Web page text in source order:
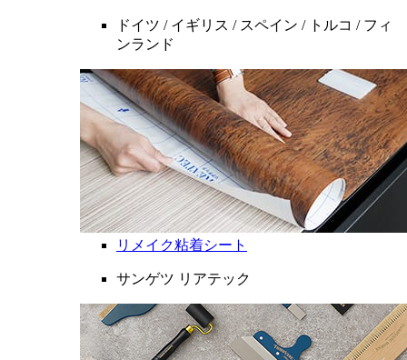
ドイツ / イギリス / スペイン / トルコ / フィ
ンランド
リメイク粘着シート
サンゲツ リアテック